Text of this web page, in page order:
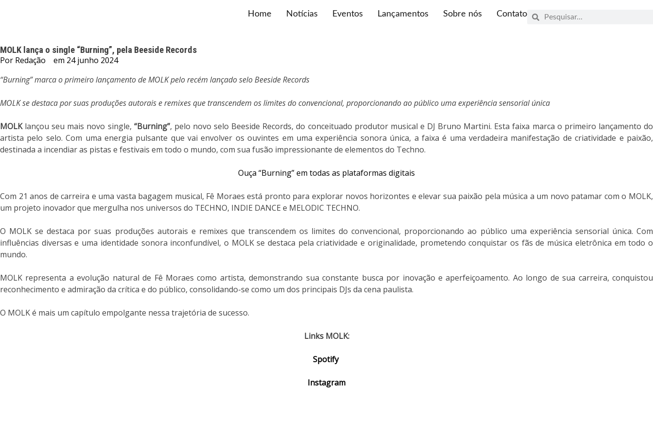
Home Notícias Eventos Lançamentos Sobre nós Contato
MOLK lança o single “Burning”, pela Beeside Records
Por Redação em 24 junho 2024
“Burning” marca o primeiro lançamento de MOLK pelo recém lançado selo Beeside Records
MOLK se destaca por suas produções autorais e remixes que transcendem os limites do convencional, proporcionando ao público uma experiência sensorial única
MOLKlançou seu mais novo single, “Burning”, pelo novo selo Beeside Records, do conceituado produtor musical e DJ Bruno Martini. Esta faixa marca o primeiro lançamento do
artista pelo selo. Com uma energia pulsante que vai envolver os ouvintes em uma experiência sonora única, a faixa é uma verdadeira manifestação de criatividade e paixão,
destinada a incendiar as pistas e festivais em todo o mundo, com sua fusão impressionante de elementos do Techno.
Ouça “Burning” em todas as plataformas digitais
Com 21 anos de carreira e uma vasta bagagem musical, Fê Moraes está pronto para explorar novos horizontes e elevar sua paixão pela música a um novo patamar com o MOLK,
um projeto inovador que mergulha nos universos do TECHNO, INDIE DANCE e MELODIC TECHNO.
O MOLK se destaca por suas produções autorais e remixes que transcendem os limites do convencional, proporcionando ao público uma experiência sensorial única. Com
influências diversas e uma identidade sonora inconfundível, o MOLK se destaca pela criatividade e originalidade, prometendo conquistar os fãs de música eletrônica em todo o
mundo.
MOLK representa a evolução natural de Fê Moraes como artista, demonstrando sua constante busca por inovação e aperfeiçoamento. Ao longo de sua carreira, conquistou
reconhecimento e admiração da crítica e do público, consolidando-se como um dos principais DJs da cena paulista.
O MOLK é mais um capítulo empolgante nessa trajetória de sucesso.
Links MOLK:
Spotify
Instagram